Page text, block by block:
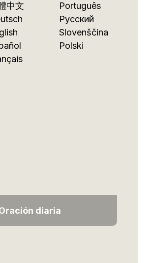
中文
Português
Русский
Slovenščina
Polski
diaria